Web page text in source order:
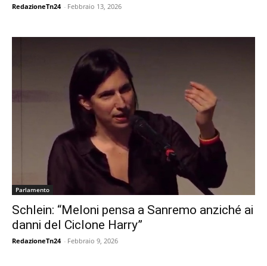
RedazioneTn24 - Febbraio 13, 2026
Parlamento
Schlein: “Meloni pensa a Sanremo anziché ai
danni del Ciclone Harry”
RedazioneTn24 - Febbraio 9, 2026